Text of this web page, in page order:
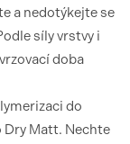
a nedotýkejte se
síly vrstvy i
doba
do
Dry Matt. Nechte